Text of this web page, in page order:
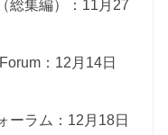
総集編）：11月27
：12月14日
ーラム：12月18日